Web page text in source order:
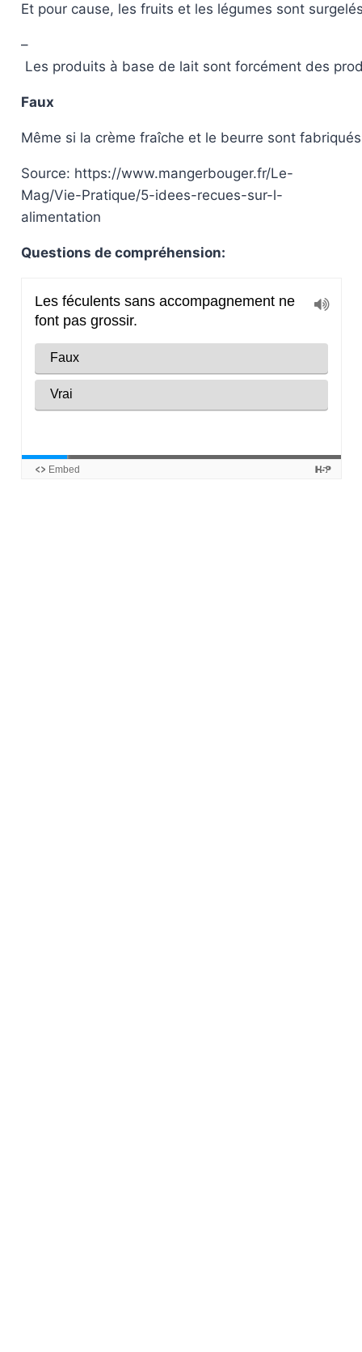
Et pour cause, les fruits et les légumes sont
–
Les produits à base de lait sont forcément des
Faux
Même si la crème fraîche et le beurre sont
Source: https://www.mangerbouger.fr/Le-
Mag/Vie-Pratique/5-idees-recues-sur-l-
alimentation
Questions de compréhension: